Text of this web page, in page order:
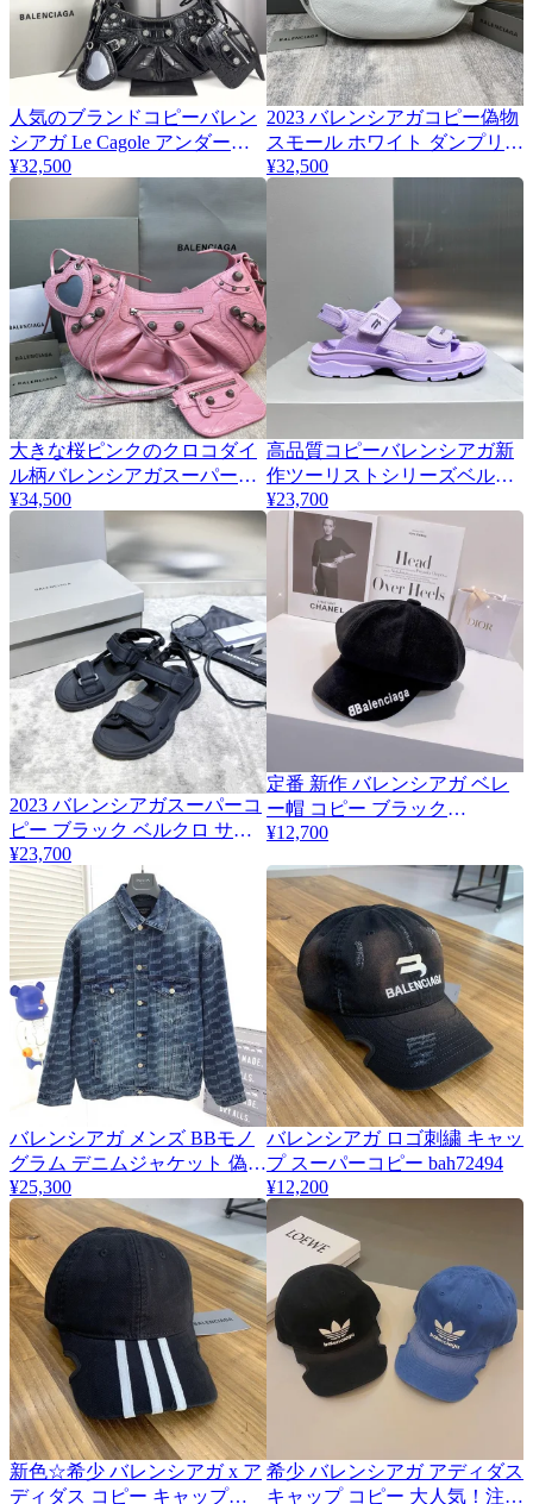
人気のブランドコピーバレン
シアガ Le Cagole アンダーア
ーム バッグ bar92718
¥32,500
2023 バレンシアガコピー偽物
スモール ホワイト ダンプリン
グ バッグ bar5234-1
¥32,500
大きな桜ピンクのクロコダイ
ル柄バレンシアガスーパーコ
ピー半三日月団子バッグ
¥34,500
高品質コピーバレンシアガ新
作ツーリストシリーズベルク
ロサンダルbal41250
¥23,700
3
2023 バレンシアガスーパーコ
ピー ブラック ベルクロ サン
ダルbal36321-1
¥23,700
定番 新作 バレンシアガ ベレ
ー帽 コピー ブラック
baz29205
¥12,700
バレンシアガ メンズ BBモノ
グラム デニムジャケット 偽物
675208TMW374437
¥25,300
バレンシアガ ロゴ刺繍 キャッ
プ スーパーコピー bah72494
¥12,200
新色☆希少 バレンシアガ x ア
ディダス コピー キャップ
希少 バレンシアガ アディダス
キャップ コピー 大人気！注目